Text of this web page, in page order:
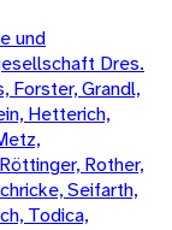
und
Dres.
Forster, Grandl,
Hetterich,
Rother,
Seifarth,
Todica,